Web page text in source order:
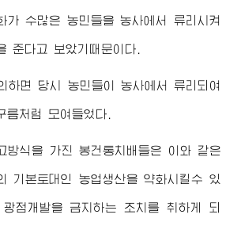
가 수많은 농민들을 농사에서 류리시켜
준다고 보았기때문이다.
하면 당시 농민들이 농사에서 류리되여
름처럼 모여들었다.
방식을 가진 봉건통치배들은 이와 같은
기본토대인 농업생산을 약화시킬수 있
점개발을 금지하는 조치를 취하게 되